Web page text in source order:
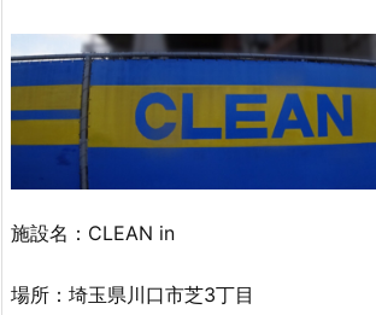
施設名：CLEAN in
場所：埼玉県川口市芝3丁目